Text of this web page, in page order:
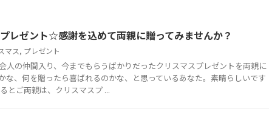
レゼント☆感謝を込めて両親に贈ってみませんか？
マス, プレゼント
人の仲間入り、今までもらうばかりだったクリスマスプレゼントを両親に
な、何を贈ったら喜ばれるのかな、と思っているあなた。素晴らしいです
とご両親は、クリスマスプ ...